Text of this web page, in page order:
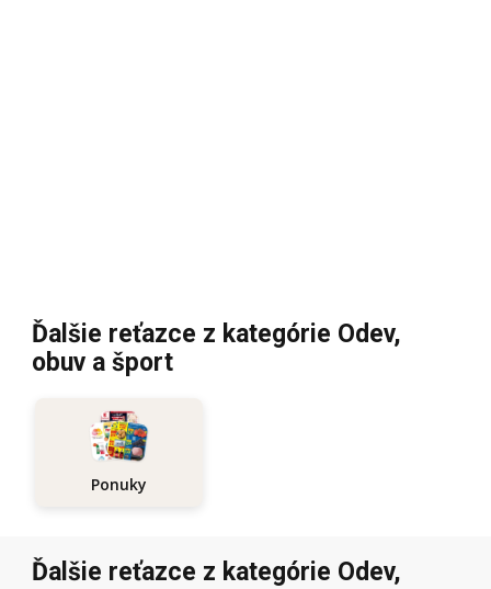
Ďalšie reťazce z kategórie Odev,
obuv a šport
Ponuky
Ďalšie reťazce z kategórie Odev,